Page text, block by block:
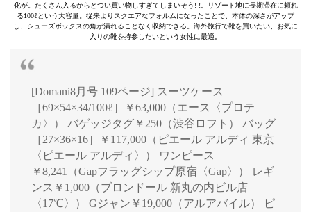
化が。たくさん入るからとつい買い物しすぎてしまいそう! !。リゾート地に長期滞在に頼れ
る100ℓという大容量。従来よりスクエアなフォルムになったことで、本体の深さがアップ
し、シューズボックスの角が潰れることなく収納できる。海外旅行で靴を買いたい、お気に
入りの靴を持参したいという女性に最適。
[Domani8月号 109ページ] スーツケース
［69×54×34/100ℓ］￥63,000（エース〈プロテ
カ〉） バゲッジタグ￥250（渋谷ロフト） バッグ
［27×36×16］￥117,000（ピエール アルディ 東京
〈ピエール アルディ〉） ワンピース
￥8,241（Gapフラッグシップ原宿〈Gap〉） レギ
ンス￥1,000（ブロンドール 新丸の内ビル店
〈17℃〉） Gジャン￥19,000（アルアバイル） ピ